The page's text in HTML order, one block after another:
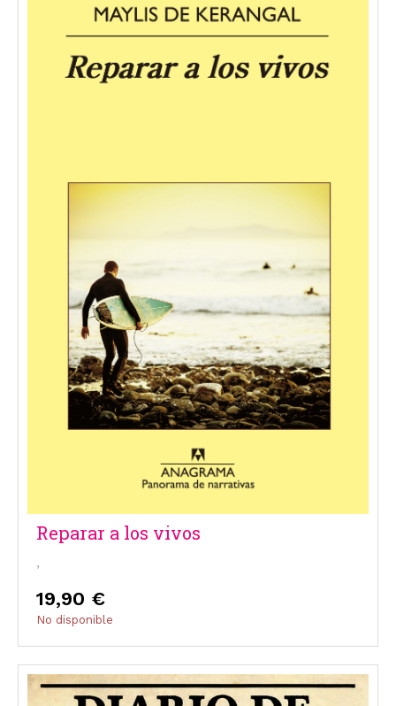
Reparar a los vivos
,
19,90 €
No disponible